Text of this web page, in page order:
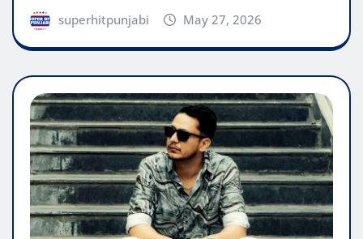
superhitpunjabi May 27, 2026